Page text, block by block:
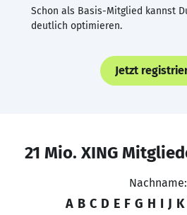
Schon als Basis-Mitglied kannst
deutlich optimieren.
Jetzt
21 Mio. XING
Nachname:
A B C D E F G H I J K